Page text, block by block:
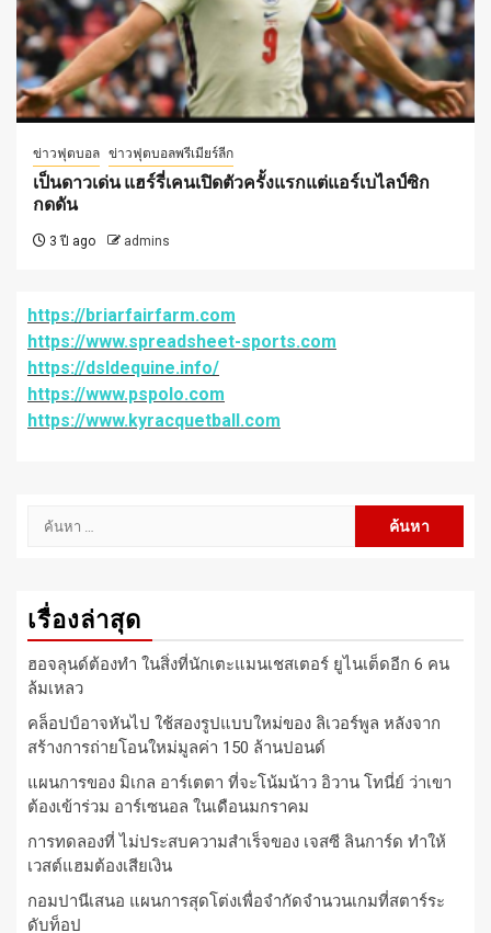
ข่าวฟุตบอล ข่าวฟุตบอลพรีเมียร์ลีก
เป็นดาวเด่น แฮร์รี่เคนเปิดตัวครั้งแรกแต่แอร์เบไลป์ซิก
กดดัน
3 ปี ago admins
https://briarfairfarm.com
https://www.spreadsheet-sports.com
https://dsldequine.info/
https://www.pspolo.com
https://www.kyracquetball.com
ค้นหา
เรื่องล่าสุด
ฮอจลุนด์ต้องทำ ในสิ่งที่นักเตะแมนเชสเตอร์ ยูไนเต็ดอีก 6 คน
ล้มเหลว
คล็อปป์อาจหันไป ใช้สองรูปแบบใหม่ของ ลิเวอร์พูล หลังจาก
สร้างการถ่ายโอนใหม่มูลค่า 150 ล้านปอนด์
แผนการของ มิเกล อาร์เตตา ที่จะโน้มน้าว อิวาน โทนี่ย์ ว่าเขา
ต้องเข้าร่วม อาร์เซนอล ในเดือนมกราคม
การทดลองที่ ไม่ประสบความสำเร็จของ เจสซี ลินการ์ด ทำให้
เวสต์แฮมต้องเสียเงิน
กอมปานีเสนอ แผนการสุดโต่งเพื่อจำกัดจำนวนเกมที่สตาร์ระ
ดับท็อป